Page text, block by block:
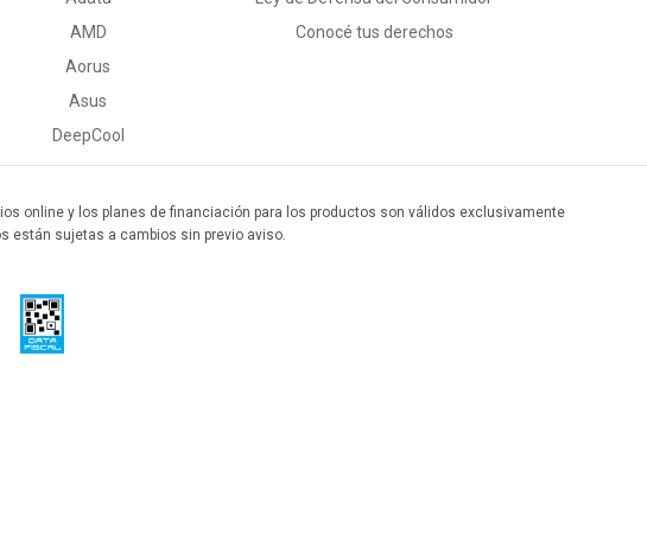
AMD
Aorus
Asus
DeepCool
Conocé tus derechos
online y los planes de financiación para los productos son válidos exclusivamente
están sujetas a cambios sin previo aviso.